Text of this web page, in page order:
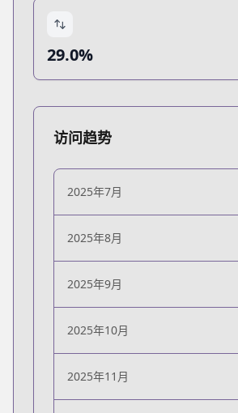
29.0%
访问趋势
2025年7月
2025年8月
2025年9月
2025年10月
2025年11月